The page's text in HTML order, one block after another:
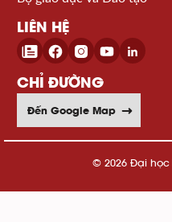
LIÊN HỆ
CHỈ ĐƯỜNG
Đến Google Map
© 2026 Đại học